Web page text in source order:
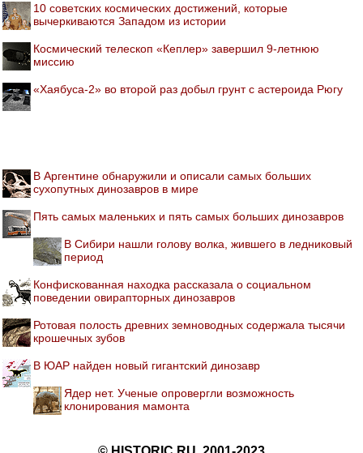
10 советских космических достижений, которые
вычеркиваются Западом из истории
Космический телескоп «Кеплер» завершил 9-летнюю
миссию
«Хаябуса-2» во второй раз добыл грунт с астероида Рюгу
В Аргентине обнаружили и описали самых больших
сухопутных динозавров в мире
Пять самых маленьких и пять самых больших динозавров
В Сибири нашли голову волка, жившего в ледниковый
период
Конфискованная находка рассказала о социальном
поведении овирапторных динозавров
Ротовая полость древних земноводных содержала тысячи
крошечных зубов
В ЮАР найден новый гигантский динозавр
Ядер нет. Ученые опровергли возможность
клонирования мамонта